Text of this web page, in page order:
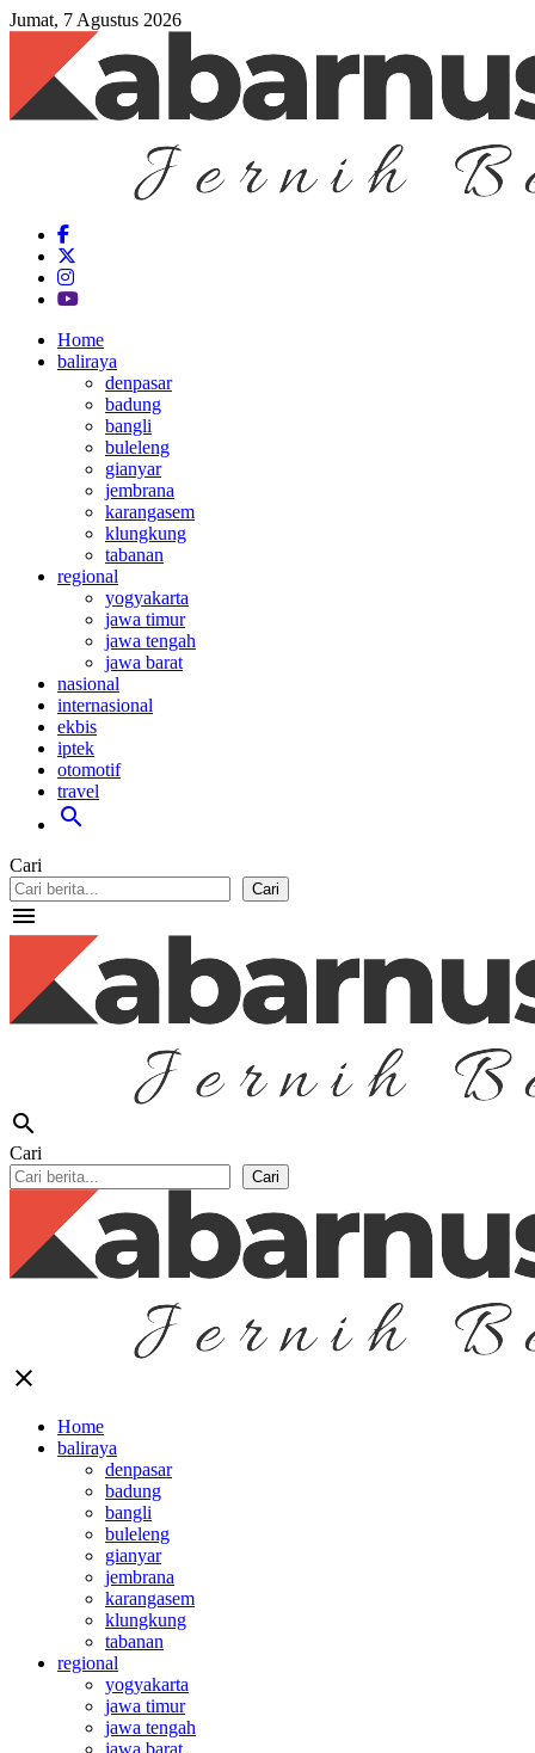
Jumat, 7 Agustus 2026
Home
baliraya
denpasar
badung
bangli
buleleng
gianyar
jembrana
karangasem
klungkung
tabanan
regional
yogyakarta
jawa timur
jawa tengah
jawa barat
nasional
internasional
ekbis
iptek
otomotif
travel
search
Cari
Cari
menu
search
Cari
Cari
close
Home
baliraya
denpasar
badung
bangli
buleleng
gianyar
jembrana
karangasem
klungkung
tabanan
regional
yogyakarta
jawa timur
jawa tengah
jawa barat